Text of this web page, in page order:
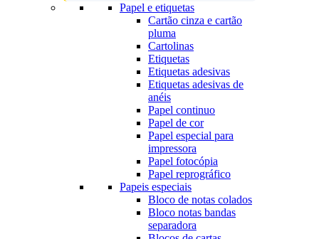
Papel e etiquetas
Cartão cinza e cartão
pluma
Cartolinas
Etiquetas
Etiquetas adesivas
Etiquetas adesivas de
anéis
Papel continuo
Papel de cor
Papel especial para
impressora
Papel fotocópia
Papel reprográfico
Papeis especiais
Bloco de notas colados
Bloco notas bandas
separadora